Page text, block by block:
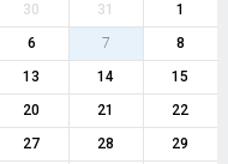
30 31
1
6 7
8
13 14
15
20 21
22
27 28
29